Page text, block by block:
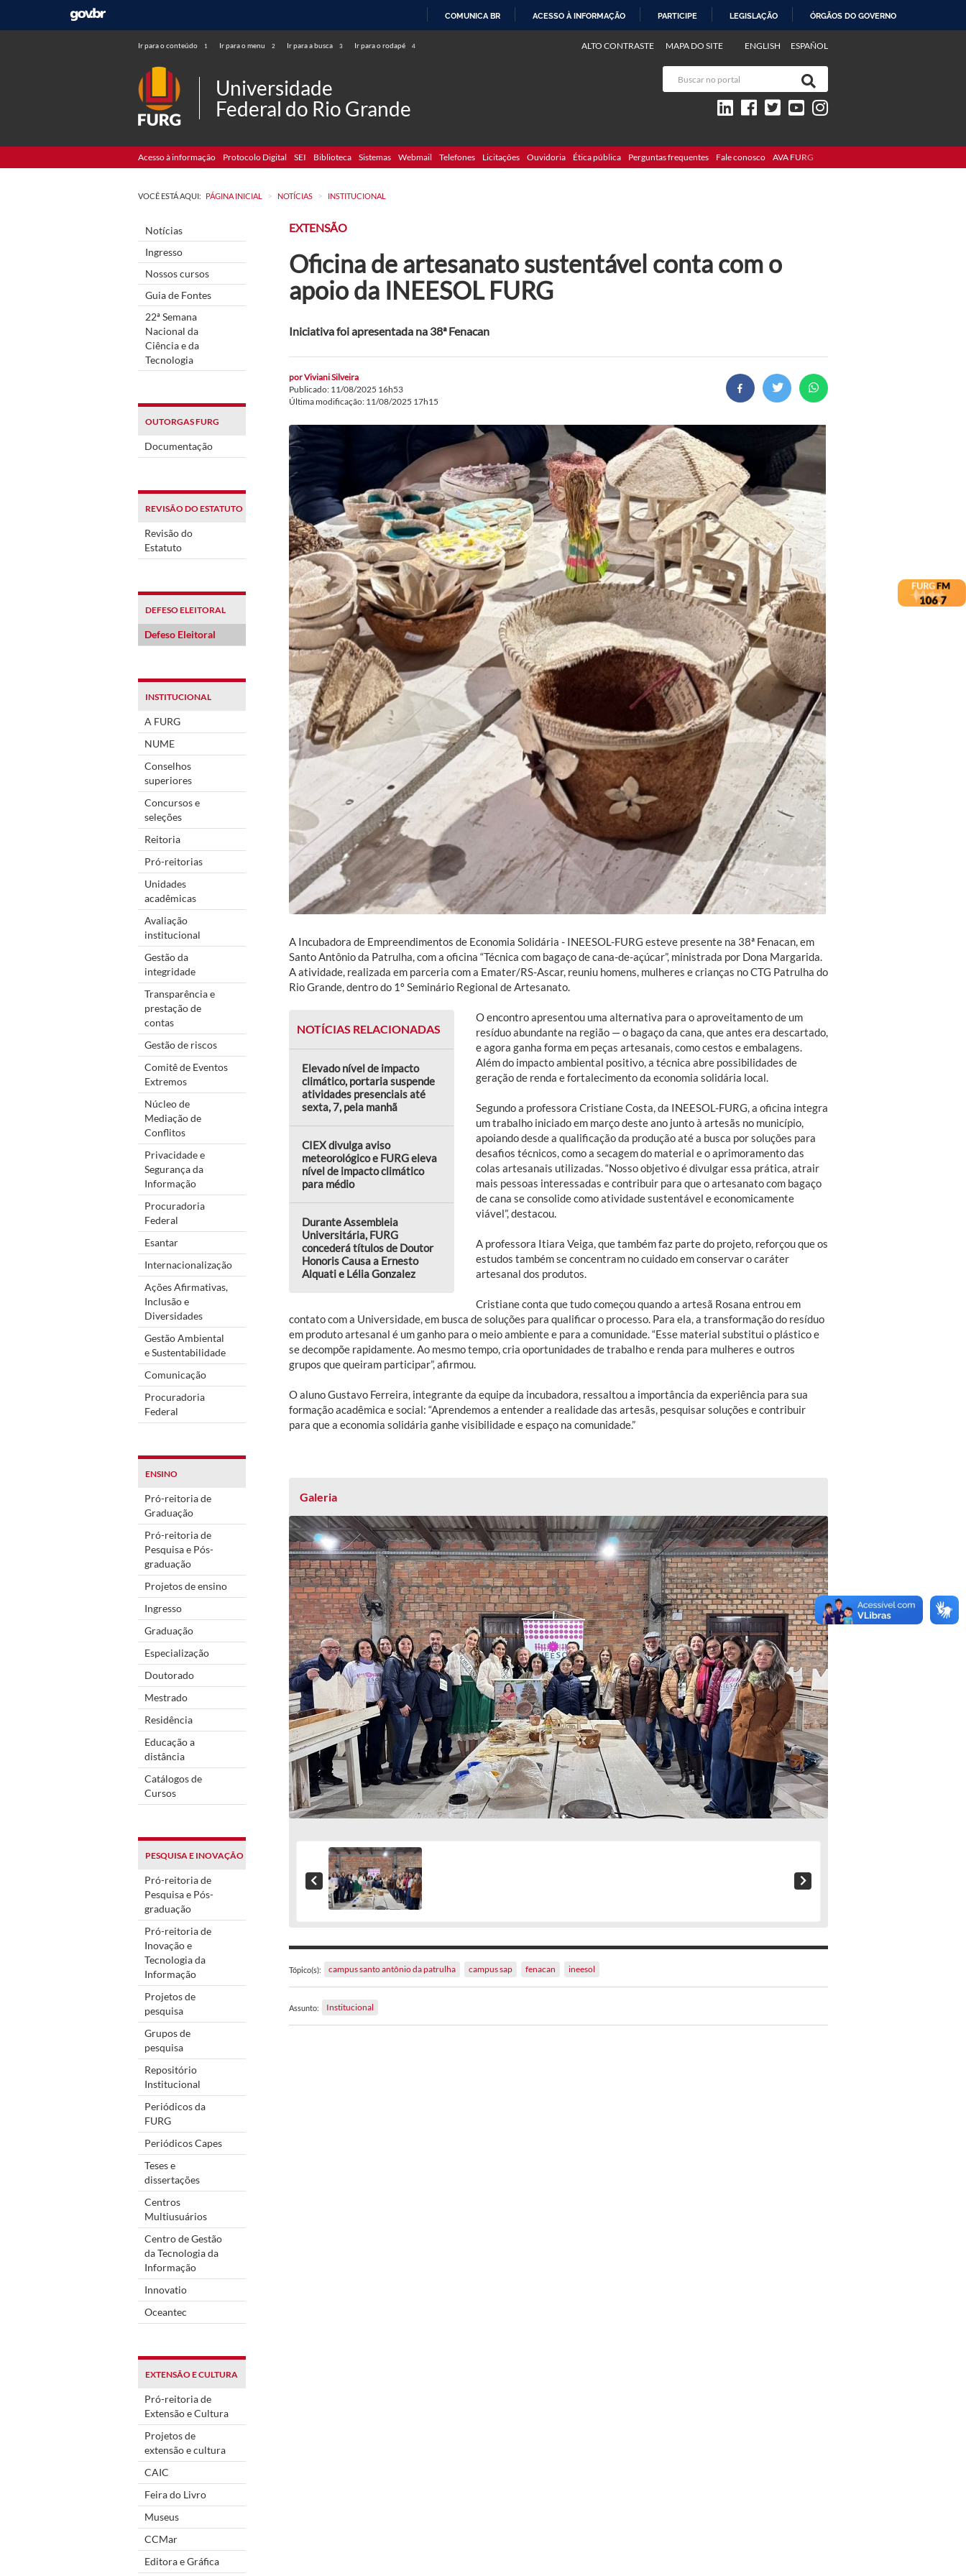
COMUNICA BR ACESSO À INFORMAÇÃO PARTICIPE LEGISLAÇÃO ÓRGÃOS DO GOVERNO
Ir para o conteúdo 1 Ir para o menu 2 Ir para a busca 3 Ir para o rodapé 4 ENGLISH ESPAÑOL
ALTO CONTRASTE MAPA DO SITE
Universidade
Federal do Rio Grande
Acesso à informação Protocolo Digital SEI Biblioteca Sistemas Webmail Telefones Licitações Ouvidoria Ética pública Perguntas frequentes Fale conosco AVA FURG
VOCÊ ESTÁ AQUI: PÁGINA INICIAL > NOTÍCIAS > INSTITUCIONAL
Notícias
Ingresso
Nossos cursos
Guia de Fontes
22ª Semana
Nacional da
Ciência e da
Tecnologia
OUTORGAS FURG
Documentação
REVISÃO DO ESTATUTO
Revisão do
Estatuto
DEFESO ELEITORAL
Defeso Eleitoral
INSTITUCIONAL
A FURG
NUME
Conselhos
superiores
Concursos e
seleções
Reitoria
Pró-reitorias
Unidades
acadêmicas
Avaliação
institucional
Gestão da
integridade
Transparência e
prestação de
contas
Gestão de riscos
Comitê de Eventos
Extremos
Núcleo de
Mediação de
Conflitos
Privacidade e
Segurança da
Informação
Procuradoria
Federal
Esantar
Internacionalização
Ações Afirmativas,
Inclusão e
Diversidades
Gestão Ambiental
e Sustentabilidade
Comunicação
Procuradoria
Federal
ENSINO
Pró-reitoria de
Graduação
Pró-reitoria de
Pesquisa e Pós-
graduação
Projetos de ensino
Ingresso
Graduação
Especialização
Doutorado
Mestrado
Residência
Educação a
distância
Catálogos de
Cursos
PESQUISA E INOVAÇÃO
Pró-reitoria de
Pesquisa e Pós-
graduação
Pró-reitoria de
Inovação e
Tecnologia da
Informação
Projetos de
pesquisa
Grupos de
pesquisa
Repositório
Institucional
Periódicos da
FURG
Periódicos Capes
Teses e
dissertações
Centros
Multiusuários
Centro de Gestão
da Tecnologia da
Informação
Innovatio
Oceantec
EXTENSÃO E CULTURA
Pró-reitoria de
Extensão e Cultura
Projetos de
extensão e cultura
CAIC
Feira do Livro
Museus
CCMar
Editora e Gráfica
EXTENSÃO
Oficina de artesanato sustentável conta com o
apoio da INEESOL FURG
Iniciativa foi apresentada na 38ª Fenacan
porViviani Silveira
Publicado: 11/08/2025 16h53
Última modificação: 11/08/2025 17h15
A Incubadora de Empreendimentos de Economia Solidária - INEESOL-FURG esteve presente na 38ª Fenacan, em
Santo Antônio da Patrulha, com a oficina “Técnica com bagaço de cana-de-açúcar”, ministrada por Dona Margarida.
A atividade, realizada em parceria com a Emater/RS-Ascar, reuniu homens, mulheres e crianças no CTG Patrulha do
Rio Grande, dentro do 1º Seminário Regional de Artesanato.
NOTÍCIAS RELACIONADAS
Elevado nível de impacto
climático, portaria suspende
atividades presenciais até
sexta, 7, pela manhã
CIEX divulga aviso
meteorológico e FURG eleva
nível de impacto climático
para médio
Durante Assembleia
Universitária, FURG
concederá títulos de Doutor
Honoris Causa a Ernesto
Alquati e Lélia Gonzalez
O encontro apresentou uma alternativa para o aproveitamento de um
resíduo abundante na região — o bagaço da cana, que antes era descartado,
e agora ganha forma em peças artesanais, como cestos e embalagens.
Além do impacto ambiental positivo, a técnica abre possibilidades de
geração de renda e fortalecimento da economia solidária local.
Segundo a professora Cristiane Costa, da INEESOL-FURG, a oficina integra
um trabalho iniciado em março deste ano junto à artesãs no município,
apoiando desde a qualificação da produção até a busca por soluções para
desafios técnicos, como a secagem do material e o aprimoramento das
colas artesanais utilizadas. “Nosso objetivo é divulgar essa prática, atrair
mais pessoas interessadas e contribuir para que o artesanato com bagaço
de cana se consolide como atividade sustentável e economicamente
viável”, destacou.
A professora Itiara Veiga, que também faz parte do projeto, reforçou que os
estudos também se concentram no cuidado em conservar o caráter
artesanal dos produtos.
Cristiane conta que tudo começou quando a artesã Rosana entrou em
contato com a Universidade, em busca de soluções para qualificar o processo. Para ela, a transformação do resíduo
em produto artesanal é um ganho para o meio ambiente e para a comunidade. “Esse material substitui o plástico e
se decompõe rapidamente. Ao mesmo tempo, cria oportunidades de trabalho e renda para mulheres e outros
grupos que queiram participar”, afirmou.
O aluno Gustavo Ferreira, integrante da equipe da incubadora, ressaltou a importância da experiência para sua
formação acadêmica e social: “Aprendemos a entender a realidade das artesãs, pesquisar soluções e contribuir
para que a economia solidária ganhe visibilidade e espaço na comunidade.”
Galeria
Tópico(s): campus santo antônio da patrulha campus sap fenacan ineesol
Assunto: Institucional